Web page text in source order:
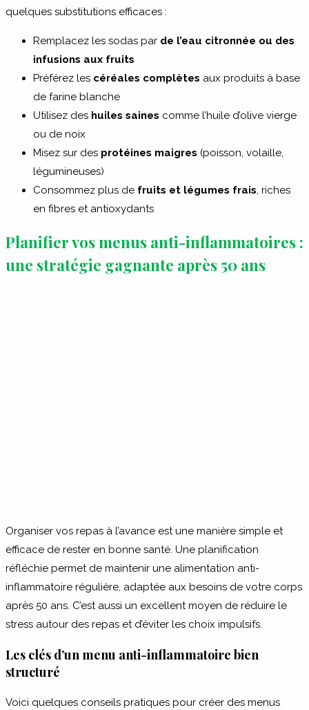
quelques substitutions efficaces :
Remplacez les sodas par de l’eau citronnée ou des
infusions aux fruits
Préférez les céréales complètes aux produits à base
de farine blanche
Utilisez des huiles saines comme l’huile d’olive vierge
ou de noix
Misez sur des protéines maigres (poisson, volaille,
légumineuses)
Consommez plus de fruits et légumes frais, riches
en fibres et antioxydants
Planifier vos menus anti-inflammatoires :
une stratégie gagnante après 50 ans
Organiser vos repas à l’avance est une manière simple et
efficace de rester en bonne santé. Une planification
réfléchie permet de maintenir une alimentation anti-
inflammatoire régulière, adaptée aux besoins de votre corps
après 50 ans. C’est aussi un excellent moyen de réduire le
stress autour des repas et d’éviter les choix impulsifs.
Les clés d’un menu anti-inflammatoire bien
structuré
Voici quelques conseils pratiques pour créer des menus